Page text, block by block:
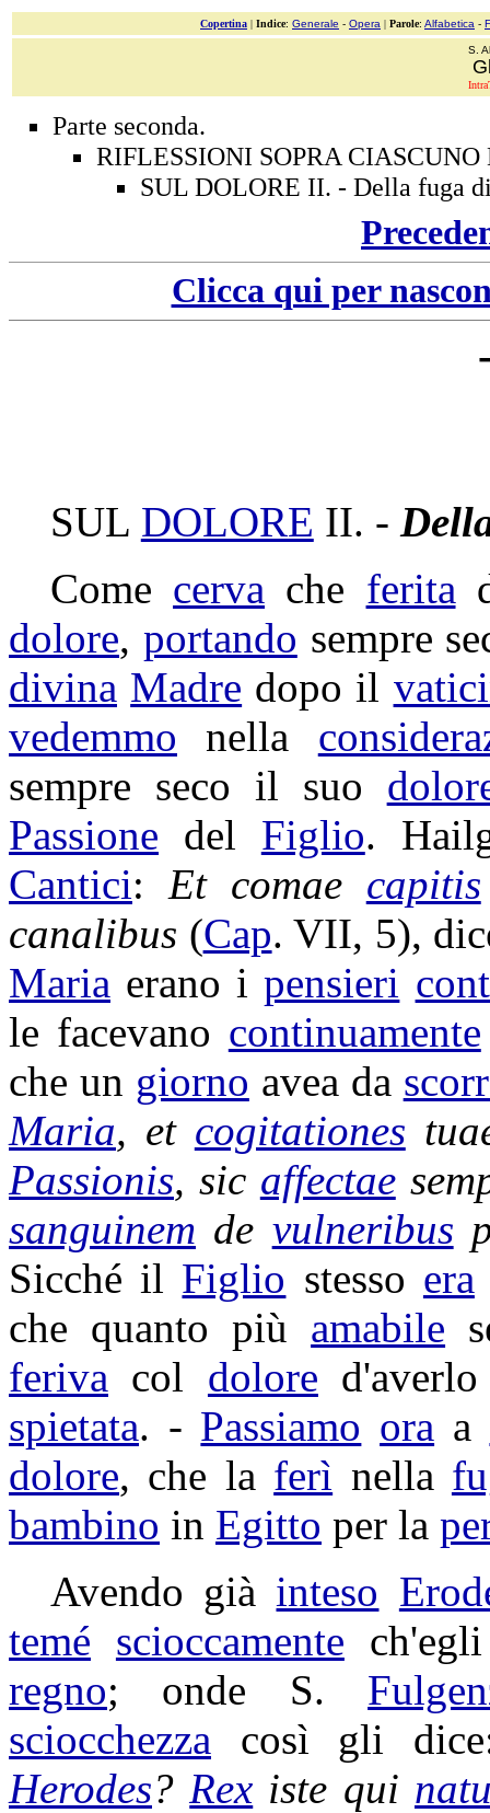
Copertina | Indice: Generale - Opera | Parole: Alfabetica -
S.
Parte seconda.
RIFLESSIONI SOPRA
SUL DOLORE II. - Della fuga
Clicca qui per
SUL DOLORE II. -
Come cerva che ferita
dolore, portando sempre
divina Madre dopo il
vedemmo nella
sempre seco il suo
Passione del Figlio.
Cantici: Et comae capitis
canalibus (Cap. VII, 5),
Maria erano ipensieri
le facevano continuamente
che un giorno avea da
Maria, et cogitationes
Passionis, sic affectae
sanguinem de vulneribus
Sicché il Figlio stesso era
che quanto più amabile
feriva col dolore
spietata. - Passiamo ora a
dolore, che la ferì nella
bambino in Egitto per la
Avendo già inteso
temé scioccamente
regno; onde S.
sciocchezza così gli
Herodes?Rex iste qui